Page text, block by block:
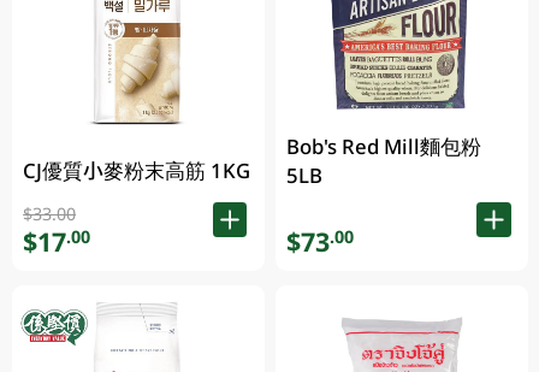
CJ優質小麥粉末高筋 1KG
$33.00
$17.00
Bob's Red Mill麵包粉
5LB
$73.00